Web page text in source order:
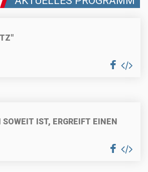
IST, ERGREIFT EINEN